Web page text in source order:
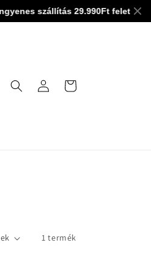
szállítás 29.990Ft felett! 0-
BejelentkezésKosár
1 termék